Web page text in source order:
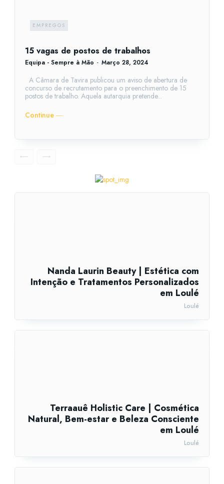
EMPREGOS
15 vagas de postos de trabalhos
Equipa - Sempre à Mão - Março 28, 2024
A Câmara de Tavira publicou um aviso de abertura de
concurso de recrutamento para o preenchimento de 15
postos de trabalho. Aquela autarquia pretende...
Continue ―
Nanda Laurin Beauty | Estética com
Intenção e Tratamentos Personalizados
em Loulé
Loulé
Terraauê Holistic Care | Cosmética
Natural, Bem-estar e Beleza Consciente
em Loulé
Loulé